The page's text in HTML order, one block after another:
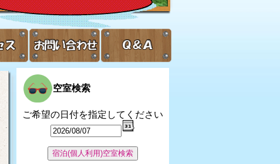
空室検索
ご希望の日付を指定してください